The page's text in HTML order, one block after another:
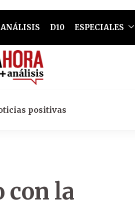
ANÁLISIS D10 ESPECIALES
positivas
con la